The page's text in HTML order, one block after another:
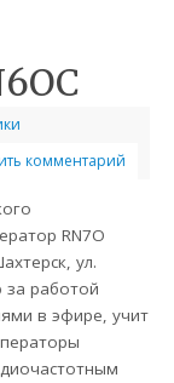
комментарий
RN7O
ул.
за работой
в эфире, учит